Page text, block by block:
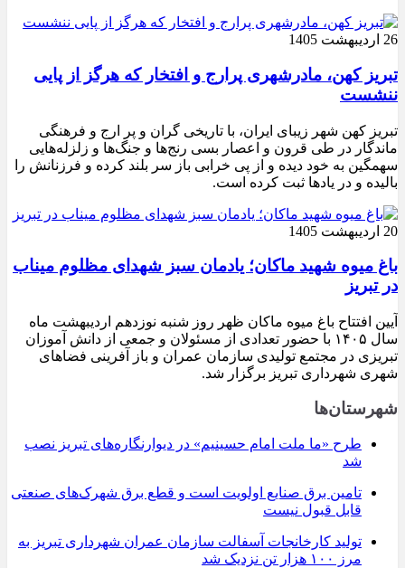
26 اردیبهشت 1405
تبریز کهن، مادرشهری پرارج و افتخار که هرگز از پایی
ننشست
تبریز کهن شهر زیبای ایران، با تاریخی گران و پر ارج و فرهنگی
ماندگار در طی قرون و اعصار بسی رنج‌ها و جنگ‌ها و زلزله‌هایی
سهمگین به خود دیده و از پی خرابی باز سر بلند کرده و فرزنانش را
بالیده و در یادها ثبت کرده است.
20 اردیبهشت 1405
باغ میوه شهید ماکان؛ یادمان سبز شهدای مظلوم میناب
در تبریز
آیین افتتاح باغ میوه ماکان ظهر روز شنبه نوزدهم اردیبهشت ماه
سال ۱۴۰۵ با حضور تعدادی از مسئولان و جمعی از دانش آموزان
تبریزی در مجتمع تولیدی سازمان عمران و باز آفرینی فضاهای
شهری شهرداری تبریز برگزار شد.
شهرستان‌ها
طرح «ما ملت امام حسینیم» در دیوارنگاره‌های تبریز نصب
شد
تامین برق صنایع اولویت است و قطع برق شهرک‌های صنعتی
قابل قبول نیست
تولید کارخانجات آسفالت سازمان عمران شهرداری تبریز به
مرز ۱۰۰ هزار تن نزدیک شد